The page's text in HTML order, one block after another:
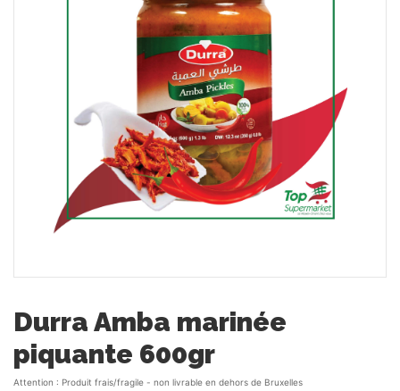
Durra Amba marinée
piquante 600gr
Attention : Produit frais/fragile - non livrable en dehors de Bruxelles